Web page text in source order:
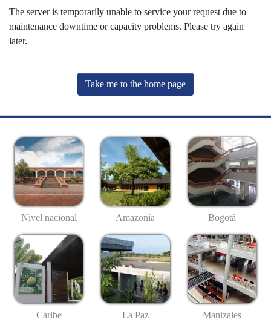
The server is temporarily unable to service your request due to
maintenance downtime or capacity problems. Please try again
later.
Take me to the home page
Nivel nacional Amazonía Bogotá
Caribe La Paz Manizales